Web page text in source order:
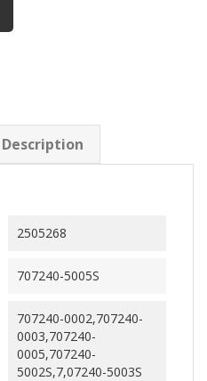
Description
2505268
707240-5005S
707240-0002,707240-
0003,707240-
0005,707240-
5002S,7,07240-5003S